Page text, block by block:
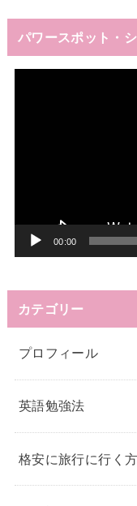
パワースポット・
00:00
カテゴリー
プロフィール
英語勉強法
格安に旅行に行く